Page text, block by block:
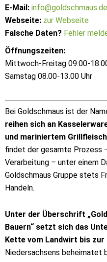
E-Mail: info@goldschmaus.de
Webseite: zur Webseite
Falsche Daten? Fehler
Öffnungszeiten:
Mittwoch-Freitag 09.00-
Samstag 08.00-13.00 Uhr
Bei Goldschmaus ist der
reihen sich an
und mariniertem
findet der gesamte Prozess
Verarbeitung – unter einem
Goldschmaus Gruppe stets
Handeln.
Unter der Überschrift
Bauern“ setzt sich das
Kette vom Landwirt bis zur
Niedersachsens beheimatet